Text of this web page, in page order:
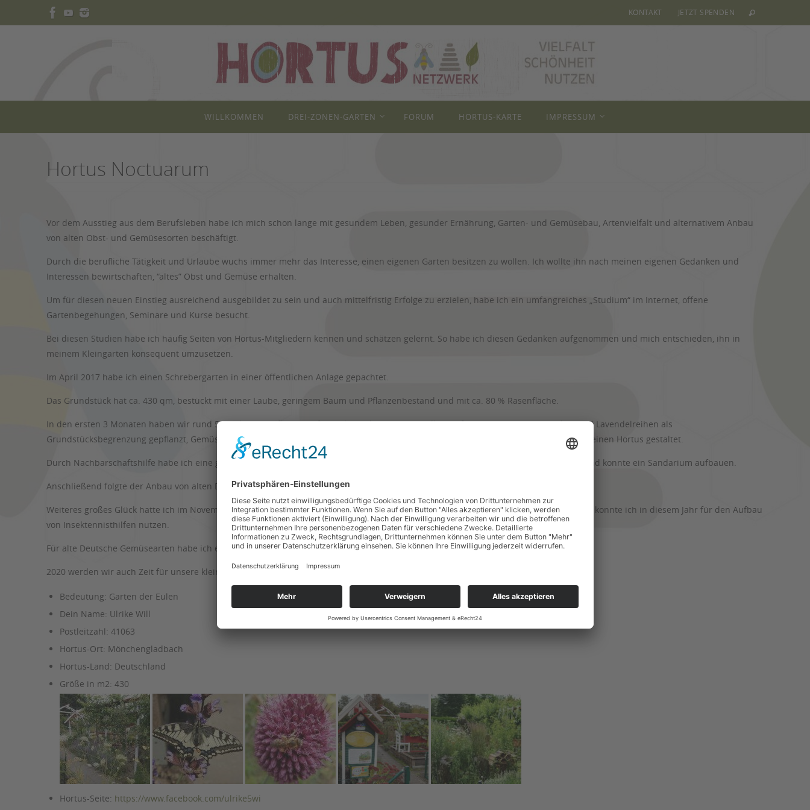
KONTAKT JETZT SPENDEN
WILLKOMMEN DREI-ZONEN-GARTEN FORUM HORTUS-KARTE IMPRESSUM
Hortus Noctuarum
Vor dem Ausstieg aus dem Berufsleben habe ich mich schon lange mit gesundem Leben, gesunder Ernährung, Garten- und Gemüsebau, Artenvielfalt und alternativem Anbau
von alten Obst- und Gemüsesorten beschäftigt.
Durch die berufliche Tätigkeit und Urlaube wuchs immer mehr das Interesse, einen eigenen Garten besitzen zu wollen. Ich wollte ihn nach meinen eigenen Gedanken und
Interessen bewirtschaften, “altes” Obst und Gemüse erhalten.
Um für diesen neuen Einstieg ausreichend ausgebildet zu sein und auch mittelfristig Erfolge zu erzielen, habe ich ein umfangreiches „Studium“ im Internet, offene
Gartenbegehungen, Seminare und Kurse besucht.
Bei diesen Studien habe ich häufig Seiten von Hortus-Mitgliedern kennen und schätzen gelernt. So habe ich diesen Gedanken aufgenommen und mich entschieden, ihn in
meinem Kleingarten konsequent umzusetzen.
Im April 2017 habe ich einen Schrebergarten in einer öffentlichen Anlage gepachtet.
Das Grundstück hat ca. 430 qm, bestückt mit einer Laube, geringem Baum und Pflanzenbestand und mit ca. 80 % Rasenfläche.
In den ersten 3 Monaten haben wir rund 50 % der Rasenfläche entfernt, die Böden unterschiedlich aufbereitet, u.a. Beerenhecken und Lavendelreihen als
Grundstücksbegrenzung gepflanzt, Gemüsebeete und eine kleine Tomateninsel angelegt und somit durch „Zufall“ den Grundstock für einen Hortus gestaltet.
Durch Nachbarschaftshilfe habe ich eine größere Menge an Sand, alten Ziegeln und alten Tondachziegeln (ca. von 1920) bekommen und konnte ein Sandarium aufbauen.
Anschließend folgte der Anbau von alten Deutschen Obstsorten (u.a. Berlepsch) und alten Heilpflanzen.
Weiteres großes Glück hatte ich im November 2018. Nach einem Unwetter habe ich eine gefällte, gelagerte Esche ergattert. Deren Holz konnte ich in diesem Jahr für den Aufbau
von Insektennisthilfen nutzen.
Für alte Deutsche Gemüsearten habe ich ein Hochbeet gebaut. Hinzu gekommen sind jetzt Felsenbirnen.
2020 werden wir auch Zeit für unsere kleine Erholungszone mit Teestube und Backecke haben.
Bedeutung: Garten der Eulen
Dein Name: Ulrike Will
Postleitzahl: 41063
Hortus-Ort: Mönchengladbach
Hortus-Land: Deutschland
Größe in m2: 430
Hortus-Seite: https://www.facebook.com/ulrike5wi